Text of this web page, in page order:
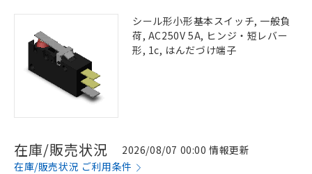
シール形小形基本スイッチ, 一般負
荷, AC250V 5A, ヒンジ・短レバー
形, 1c, はんだづけ端子
在庫/販売状況
2026/08/07 00:00 情報更新
在庫/販売状況 ご利用条件